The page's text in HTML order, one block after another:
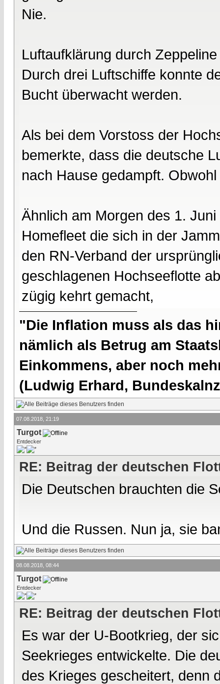
Nie.
Luftaufklärung durch
Durch drei Luftschiffe konnte
Bucht überwacht werden.
Als bei dem Vorstoss der
bemerkte, dass die deutsche
nach Hause gedampft.
Ähnlich am Morgen des 1.
Homefleet die sich in der
den RN-Verband der
geschlagenen Hochseeflotte
zügig kehrt gemacht,
"Die Inflation muss als das
nämlich als Betrug am
Einkommens, aber noch
(Ludwig Erhard,
07.08.2018, 21:19
Turgot
Entdecker
RE: Beitrag der deutschen
Die Deutschen brauchten die
Und die Russen. Nun ja, sie
08.08.2018, 08:44
Turgot
Entdecker
RE: Beitrag der deutschen
Es war der U-Bootkrieg, der
Seekrieges entwickelte. Die
des Krieges gescheitert, denn